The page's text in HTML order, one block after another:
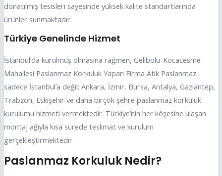
donatılmış tesisleri sayesinde yüksek kalite standartlarında
ürünler sunmaktadır.
Türkiye Genelinde Hizmet
İstanbul’da kurulmuş olmasına rağmen, Gelibolu-Kocacesme-
Mahallesi Paslanmaz Korkuluk Yapan Firma Atik Paslanmaz
sadece İstanbul’a değil; Ankara, İzmir, Bursa, Antalya, Gaziantep,
Trabzon, Eskişehir ve daha birçok şehre paslanmaz korkuluk
kurulumu hizmeti vermektedir. Türkiye’nin her köşesine ulaşan
montaj ağıyla kısa sürede teslimat ve kurulum
gerçekleştirmektedir.
Paslanmaz Korkuluk Nedir?